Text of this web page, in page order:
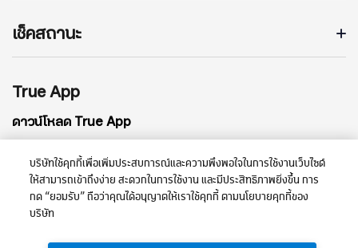
เช็คสถานะ
True App
ดาวน์โหลด True App
บริษัทใช้คุกกี้เพื่อเพิ่มประสบการณ์และความพึงพอใจในการใช้งานเว็บไซต์
ให้สามารถเข้าถึงง่าย สะดวกในการใช้งาน และมีประสิทธิภาพยิ่งขึ้น การ
กด “ยอมรับ” ถือว่าคุณได้อนุญาตให้เราใช้คุกกี้ ตามนโยบายคุกกี้ของ
บริษัท